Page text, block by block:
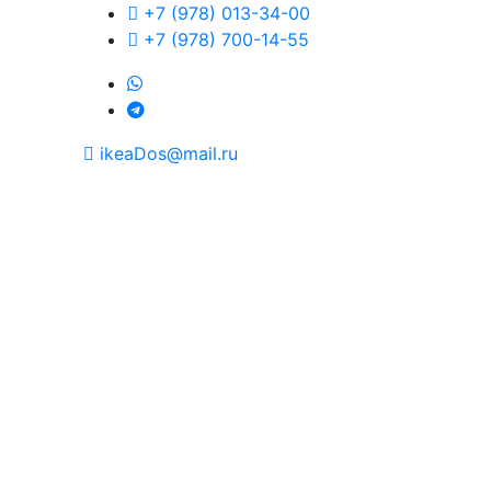
+7 (978) 013-34-00
+7 (978) 700-14-55
ikeaDos@mail.ru